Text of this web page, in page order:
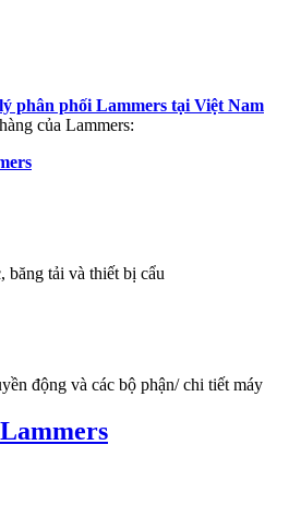
phân phối Lammers tại Việt Nam
của Lammers:
băng tải và thiết bị cẩu
động và các bộ phận/ chi tiết máy